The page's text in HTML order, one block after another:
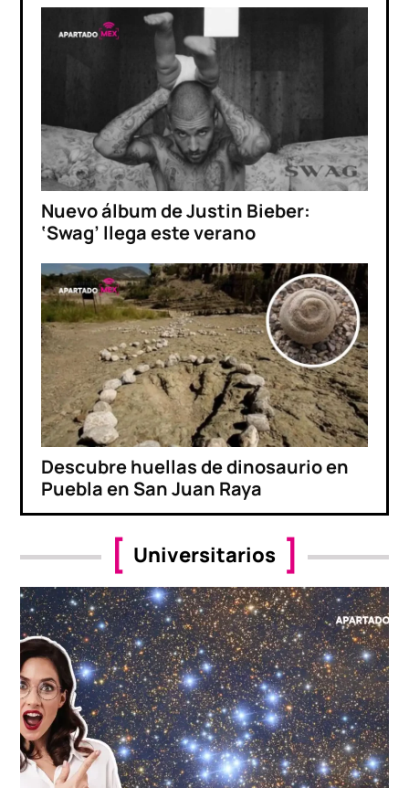
Nuevo álbum de Justin Bieber:
‘Swag’ llega este verano
Descubre huellas de dinosaurio en
Puebla en San Juan Raya
Universitarios